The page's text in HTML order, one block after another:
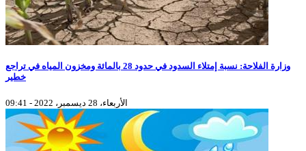
وزارة الفلاحة: نسبة إمتلاء السدود في حدود 28 بالمائة ومخزون المياه في تراجع
خطير
الأربعاء، 28 ديسمبر، 2022 - 09:41